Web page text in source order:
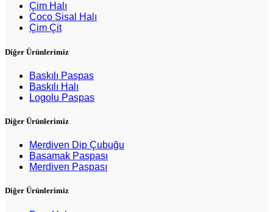
Çim Halı
Coco Sisal Halı
Çim Çit
Diğer Ürünlerimiz
Baskılı Paspas
Baskılı Halı
Logolu Paspas
Diğer Ürünlerimiz
Merdiven Dip Çubuğu
Basamak Paspası
Merdiven Paspası
Diğer Ürünlerimiz